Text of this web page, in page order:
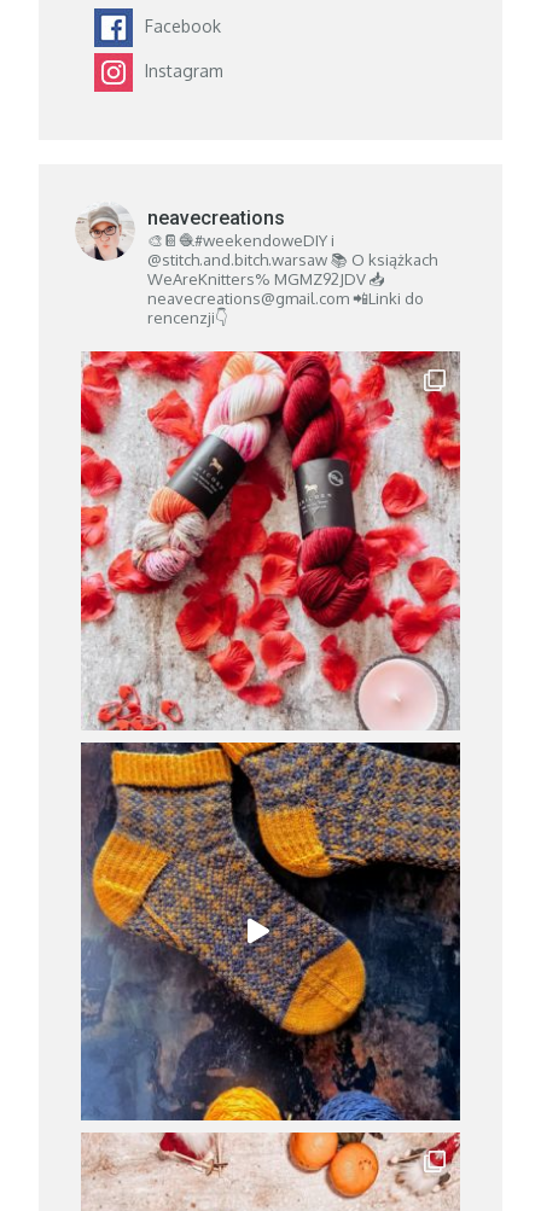
Facebook
Instagram
neavecreations
🎨📔🧶#weekendoweDIY i
@stitch.and.bitch.warsaw📚 O książkach
WeAreKnitters% MGMZ92JDV📥
neavecreations@gmail.com📲Linki do
rencenzji👇